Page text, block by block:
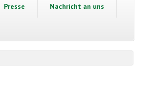
Presse Nachricht an uns